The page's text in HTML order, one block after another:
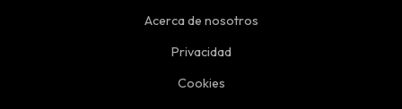
Acerca de nosotros
Privacidad
Cookies